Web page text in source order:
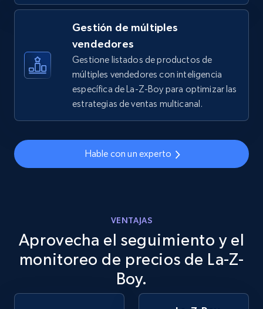
URL, Title, Available, Description, Currency, Initial
price, Final price, Discount percent, and more.
667+ Comenzar ahora
eBay
URL, Product id, Title, Seller name, Seller rating,
Seller reviews, Breadcrumbs, Root category, and
Gestión de múltiples
vendedores
Gestione listados de productos de
múltiples vendedores con inteligencia
específica de La-Z-Boy para optimizar las
estrategias de ventas multicanal.
Hable con un experto
VENTAJAS
Aprovecha el seguimiento y el
monitoreo de precios de La-Z-
Boy.